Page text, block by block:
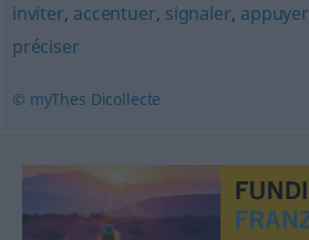
inviter, accentuer, signaler, appuyer
préciser
© myThes Dicollecte